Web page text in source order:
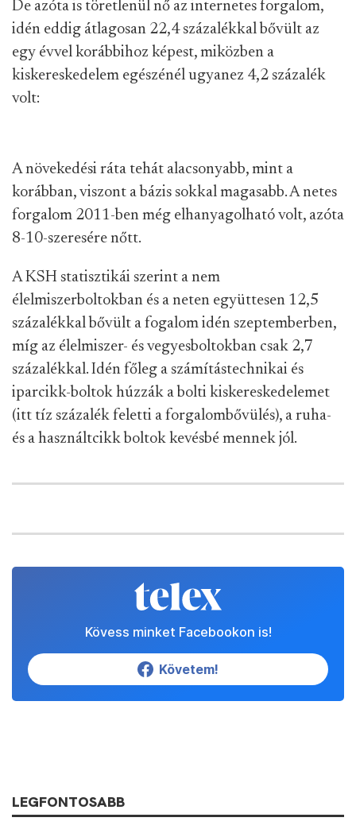
De azóta is töretlenül nő az internetes forgalom,
idén eddig átlagosan 22,4 százalékkal bővült az
egy évvel korábbihoz képest, miközben a
kiskereskedelem egészénél ugyanez 4,2 százalék
volt:
A növekedési ráta tehát alacsonyabb, mint a
korábban, viszont a bázis sokkal magasabb. A netes
forgalom 2011-ben még elhanyagolható volt, azóta
8-10-szeresére nőtt.
A KSH statisztikái szerint a nem
élelmiszerboltokban és a neten együttesen 12,5
százalékkal bővült a fogalom idén szeptemberben,
míg az élelmiszer- és vegyesboltokban csak 2,7
százalékkal. Idén főleg a számítástechnikai és
iparcikk-boltok húzzák a bolti kiskereskedelemet
(itt tíz százalék feletti a forgalombővülés), a ruha-
és a használtcikk boltok kevésbé mennek jól.
Kövess minket Facebookon is!
Követem!
LEGFONTOSABB